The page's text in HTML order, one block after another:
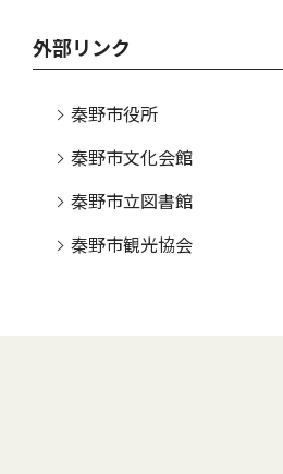
外部リンク
秦野市役所
秦野市文化会館
秦野市立図書館
秦野市観光協会